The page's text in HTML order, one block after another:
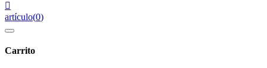

artículo(0)
Carrito